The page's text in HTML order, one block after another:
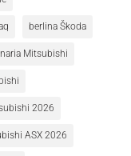
berlina Škoda
Mitsubishi
2026
ASX 2026